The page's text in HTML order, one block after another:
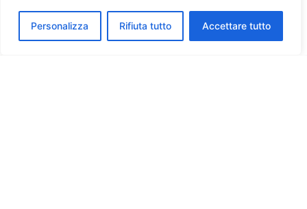
Personalizza Rifiuta tutto Accettare tutto